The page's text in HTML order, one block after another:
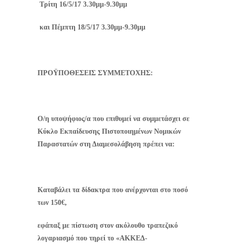
Τρίτη 16/5/17 3.30μμ-9.30μμ
και Πέμπτη 18/5/17 3.30μμ-9.30μμ
ΠΡΟΫΠΟΘΕΣΕΙΣ ΣΥΜΜΕΤΟΧΗΣ:
Ο/η υποψήφιος/α που επιθυμεί να συμμετάσχει σε
Κύκλο Εκπαίδευσης Πιστοποιημένων Νομικών
Παραστατών στη Διαμεσολάβηση πρέπει να:
Καταβάλει τα δίδακτρα που ανέρχονται στο ποσό
των 150€,
εφάπαξ με πίστωση στον ακόλουθο τραπεζικό
λογαριασμό που τηρεί το «ΑΚΚΕΔ-